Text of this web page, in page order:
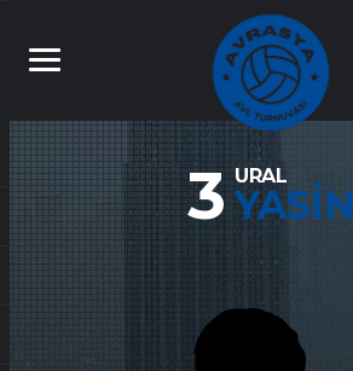
3 URAL
YASIN